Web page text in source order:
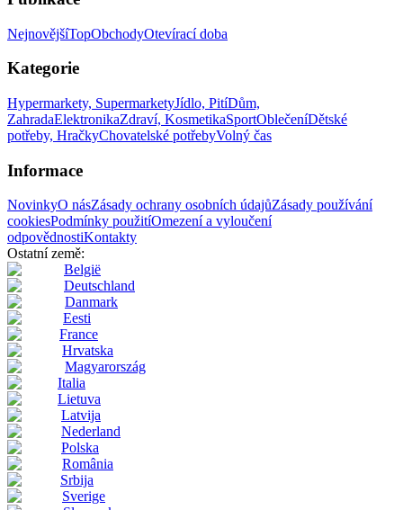
NejnovějšíTopObchodyOtevírací doba
Kategorie
Hypermarkety, SupermarketyJídlo, PitíDům,
ZahradaElektronikaZdraví, KosmetikaSportOblečeníDětské
potřeby, HračkyChovatelské potřebyVolný čas
Informace
NovinkyO násZásady ochrany osobních údajůZásady používání
cookiesPodmínky použitíOmezení a vyloučení
odpovědnostiKontakty
Ostatní země:
België
Deutschland
Danmark
Eesti
France
Hrvatska
Magyarország
Italia
Lietuva
Latvija
Nederland
Polska
România
Srbija
Sverige